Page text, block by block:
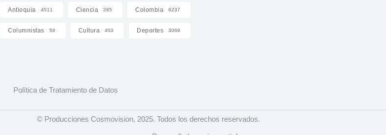
Antioquia 4511 Ciencia 285 Colombia 6237
Columnistas 58 Cultura 403 Deportes 3069
Política de Tratamiento de Datos
© Producciones Cosmovision, 2025. Todos los derechos reservados.